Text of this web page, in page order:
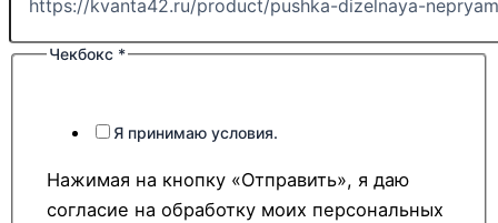
Чекбокс *
Я принимаю условия.
Нажимая на кнопку «Отправить», я даю
согласие на обработку моих персональных